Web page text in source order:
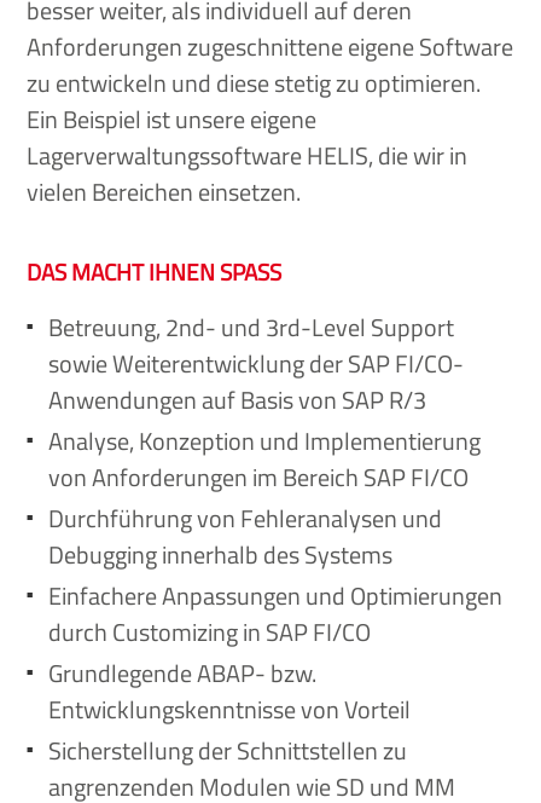
besser weiter, als individuell auf deren
Anforderungen zugeschnittene eigene Software
zu entwickeln und diese stetig zu optimieren.
Ein Beispiel ist unsere eigene
Lagerverwaltungssoftware HELIS, die wir in
vielen Bereichen einsetzen.
DAS MACHT IHNEN SPASS
Betreuung, 2nd- und 3rd-Level Support
sowie Weiterentwicklung der SAP FI/CO-
Anwendungen auf Basis von SAP R/3
Analyse, Konzeption und Implementierung
von Anforderungen im Bereich SAP FI/CO
Durchführung von Fehleranalysen und
Debugging innerhalb des Systems
Einfachere Anpassungen und Optimierungen
durch Customizing in SAP FI/CO
Grundlegende ABAP- bzw.
Entwicklungskenntnisse von Vorteil
Sicherstellung der Schnittstellen zu
angrenzenden Modulen wie SD und MM